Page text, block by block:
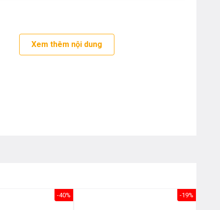
Xem thêm nội dung
-40% -19%